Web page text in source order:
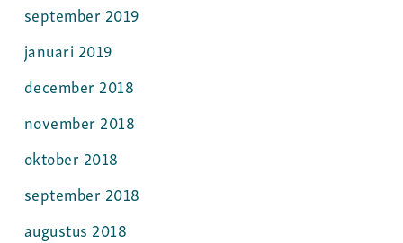
september 2019
januari 2019
december 2018
november 2018
oktober 2018
september 2018
augustus 2018